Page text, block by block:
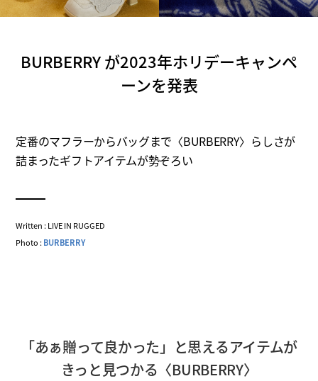
BURBERRY が2023年ホリデーキャンペ
ーンを発表
定番のマフラーからバッグまで〈BURBERRY〉らしさが
詰まったギフトアイテムが勢ぞろい
Written : LIVE IN RUGGED
Photo :BURBERRY
「あぁ贈って良かった」と思えるアイテムが
きっと見つかる〈BURBERRY〉